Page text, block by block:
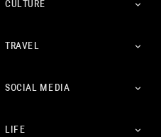
CULTURE
TRAVEL
SOCIAL MEDIA
LIFE